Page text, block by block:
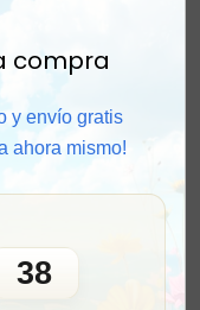
compra
y envío gratis
ahora mismo!
36